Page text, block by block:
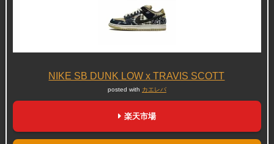
NIKE SB DUNK LOW x TRAVIS SCOTT
posted with カエレバ
楽天市場